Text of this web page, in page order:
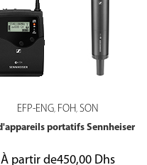
EFP-ENG, FOH, SON
portatifs Sennheiser
À partir de450,00 Dhs